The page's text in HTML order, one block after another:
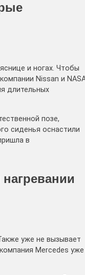
и ногах. Чтобы
Nissan и
длительных
позе,
сиденья оснастили
в
уже не вызывает
Mercedes уже